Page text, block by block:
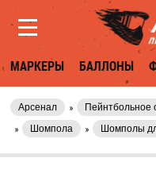
МАРКЕРЫ БАЛЛОНЫ
Арсенал Пейнтбольное
Шомпола
Шомполы